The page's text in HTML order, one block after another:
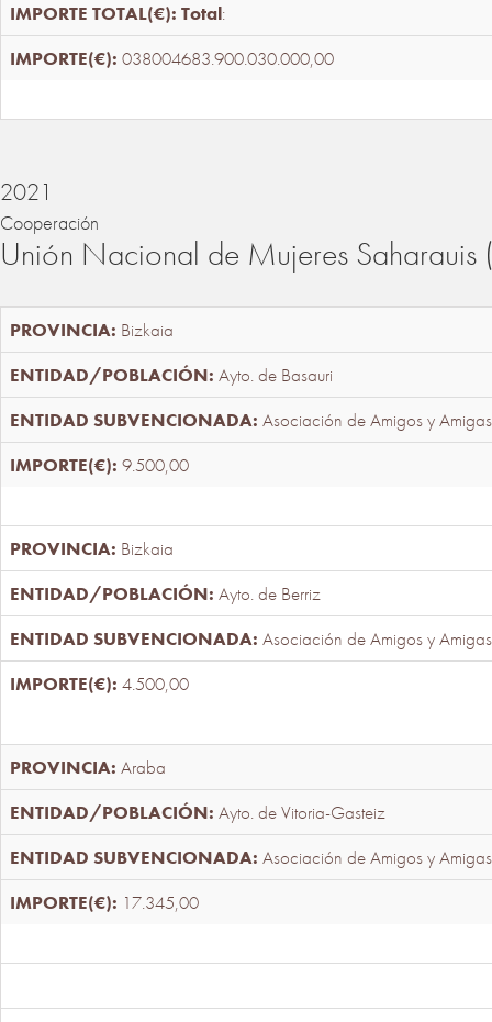
Total:
038004683.900.030.000,00
2021
Cooperación
Unión Nacional de Mujeres
Bizkaia
Ayto. de Basauri
Asociación de Amigos y
9.500,00
Bizkaia
Ayto. de Berriz
Asociación de Amigos y
4.500,00
Araba
Ayto. de Vitoria-Gasteiz
Asociación de Amigos y
17.345,00